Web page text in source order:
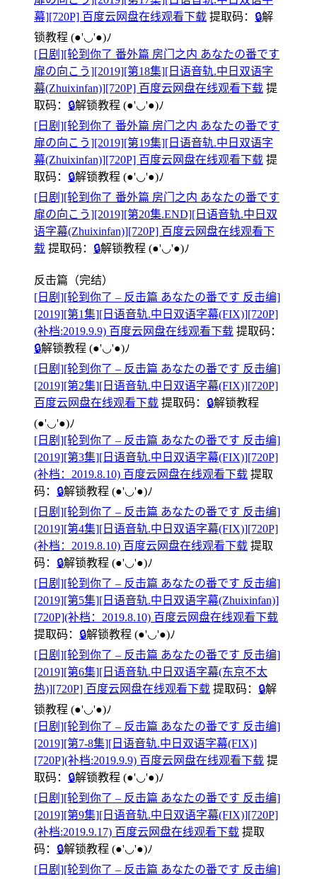
幕][720P] 百度云网盘在线观看下载 提取码： 🔒解
锁教程 (●'◡'●)ﾉ
[日剧][轮到你了 番外篇 房门之内 あなたの番です
扉の向こう][2019][第18集][日语音轨.中日双语字
幕(Zhuixinfan)][720P] 百度云网盘在线观看下载 提
取码： 🔒解锁教程 (●'◡'●)ﾉ
[日剧][轮到你了 番外篇 房门之内 あなたの番です
扉の向こう][2019][第19集][日语音轨.中日双语字
幕(Zhuixinfan)][720P] 百度云网盘在线观看下载 提
取码： 🔒解锁教程 (●'◡'●)ﾉ
[日剧][轮到你了 番外篇 房门之内 あなたの番です
扉の向こう][2019][第20集.END][日语音轨.中日双
语字幕(Zhuixinfan)][720P] 百度云网盘在线观看下
载 提取码： 🔒解锁教程 (●'◡'●)ﾉ
反击篇（完结）
[日剧][轮到你了 – 反击篇 あなたの番です 反击编]
[2019][第1集][日语音轨.中日双语字幕(FIX)][720P]
(补档:2019.9.9) 百度云网盘在线观看下载 提取码：
🔒解锁教程 (●'◡'●)ﾉ
[日剧][轮到你了 – 反击篇 あなたの番です 反击编]
[2019][第2集][日语音轨.中日双语字幕(FIX)][720P]
百度云网盘在线观看下载 提取码： 🔒解锁教程
(●'◡'●)ﾉ
[日剧][轮到你了 – 反击篇 あなたの番です 反击编]
[2019][第3集][日语音轨.中日双语字幕(FIX)][720P]
(补档：2019.8.10) 百度云网盘在线观看下载 提取
码： 🔒解锁教程 (●'◡'●)ﾉ
[日剧][轮到你了 – 反击篇 あなたの番です 反击编]
[2019][第4集][日语音轨.中日双语字幕(FIX)][720P]
(补档：2019.8.10) 百度云网盘在线观看下载 提取
码： 🔒解锁教程 (●'◡'●)ﾉ
[日剧][轮到你了 – 反击篇 あなたの番です 反击编]
[2019][第5集][日语音轨.中日双语字幕(Zhuixinfan)]
[720P](补档：2019.8.10) 百度云网盘在线观看下载
提取码： 🔒解锁教程 (●'◡'●)ﾉ
[日剧][轮到你了 – 反击篇 あなたの番です 反击编]
[2019][第6集][日语音轨.中日双语字幕(东京不太
热)][720P] 百度云网盘在线观看下载 提取码： 🔒解
锁教程 (●'◡'●)ﾉ
[日剧][轮到你了 – 反击篇 あなたの番です 反击编]
[2019][第7-8集][日语音轨.中日双语字幕(FIX)]
[720P](补档:2019.9.9) 百度云网盘在线观看下载 提
取码： 🔒解锁教程 (●'◡'●)ﾉ
[日剧][轮到你了 – 反击篇 あなたの番です 反击编]
[2019][第9集][日语音轨.中日双语字幕(FIX)][720P]
(补档:2019.9.17) 百度云网盘在线观看下载 提取
码： 🔒解锁教程 (●'◡'●)ﾉ
[日剧][轮到你了 – 反击篇 あなたの番です 反击编]